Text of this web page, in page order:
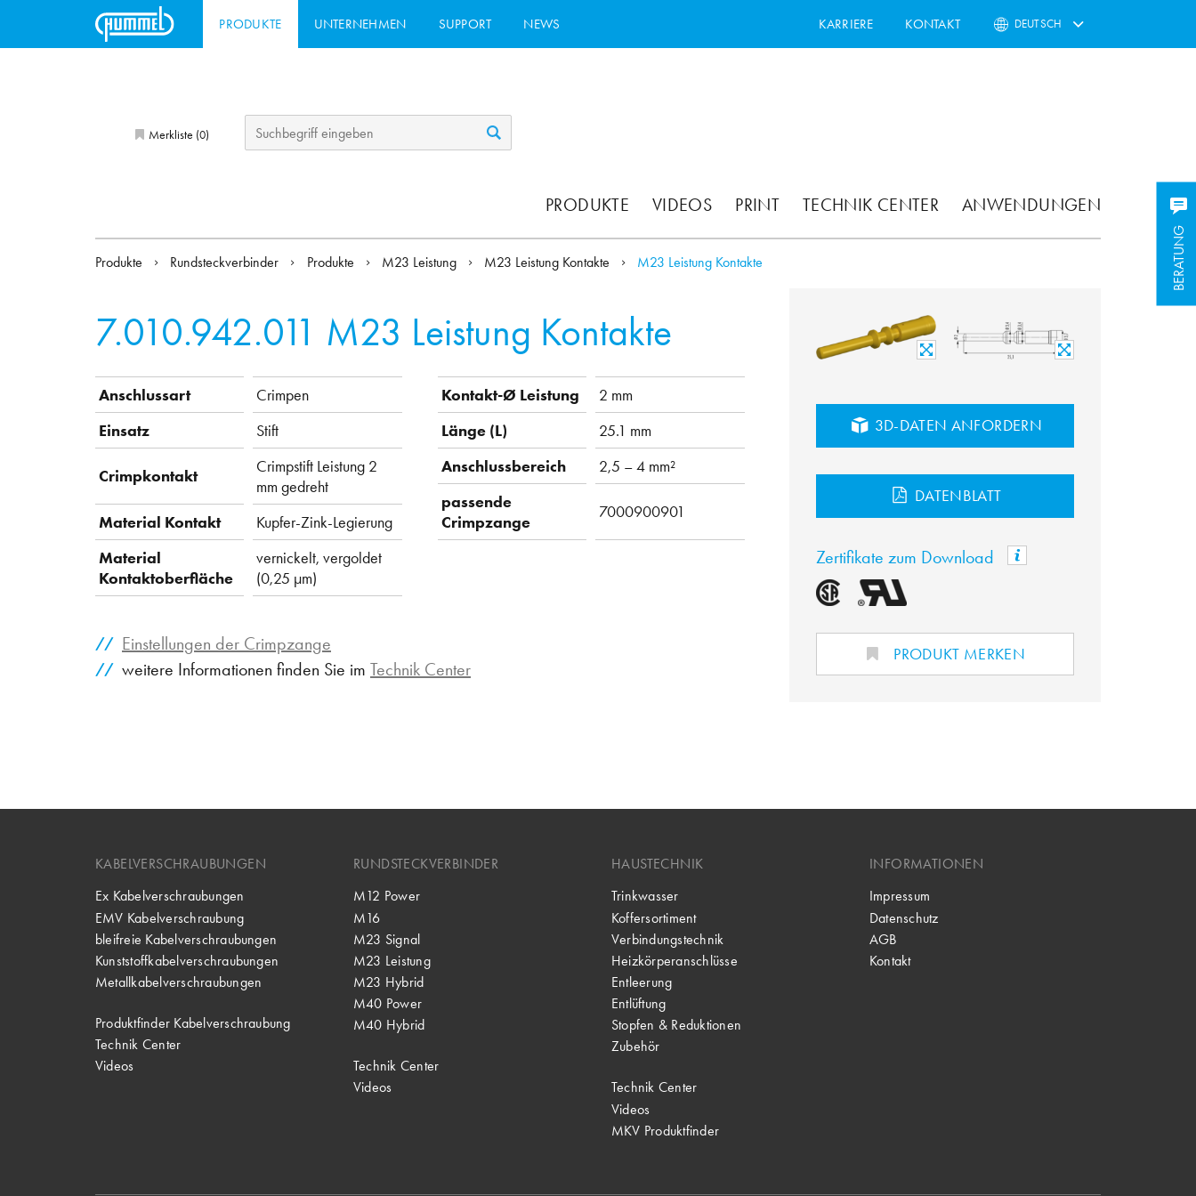
PRODUKTE UNTERNEHMEN SUPPORT NEWS KARRIERE KONTAKT DEUTSCH
Merkliste (0)
PRODUKTE VIDEOS PRINT TECHNIK CENTER ANWENDUNGEN
BERATUNG
Produkte Rundsteckverbinder Produkte M23 Leistung M23 Leistung Kontakte M23 Leistung Kontakte
7.010.942.011 M23 Leistung Kontakte
Anschlussart
Crimpen
Einsatz
Stift
Crimpkontakt
Crimpstift Leistung 2
mm gedreht
Material Kontakt
Kupfer-Zink-Legierung
Material
Kontaktoberfläche
vernickelt, vergoldet
(0,25 µm)
Kontakt-Ø Leistung
2 mm
Länge (L)
25.1 mm
Anschlussbereich
2,5 – 4 mm²
passende
Crimpzange
7000900901
Einstellungen der Crimpzange
weitere Informationen finden Sie im Technik Center
3D-DATEN ANFORDERN
DATENBLATT
Zertifikate zum Download
PRODUKT MERKEN
KABELVERSCHRAUBUNGEN
Ex Kabelverschraubungen
EMV Kabelverschraubung
bleifreie Kabelverschraubungen
Kunststoffkabelverschraubungen
Metallkabelverschraubungen
Produktfinder Kabelverschraubung
Technik Center
Videos
RUNDSTECKVERBINDER
M12 Power
M16
M23 Signal
M23 Leistung
M23 Hybrid
M40 Power
M40 Hybrid
Technik Center
Videos
HAUSTECHNIK
Trinkwasser
Koffersortiment
Verbindungstechnik
Heizkörperanschlüsse
Entleerung
Entlüftung
Stopfen & Reduktionen
Zubehör
Technik Center
Videos
MKV Produktfinder
INFORMATIONEN
Impressum
Datenschutz
AGB
Kontakt